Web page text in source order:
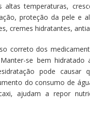
altas temperaturas,
proteção da pele e
cremes hidratantes,
correto dos
se bem
pode causar
do consumo de
ajudam a repor